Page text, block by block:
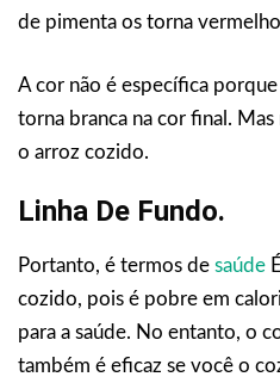
de pimenta os torna
A cor não é específica
torna branca na cor final.
o arroz cozido.
Linha De Fundo.
Portanto, é termos de saúde
cozido, pois é pobre em
para a saúde. No entanto, o
também é eficaz se você o